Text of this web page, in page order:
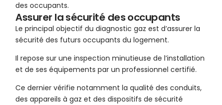
des occupants.
Assurer la sécurité des occupants
Le principal objectif du diagnostic gaz est d’assurer la
sécurité des futurs occupants du logement.
Il repose sur une inspection minutieuse de l’installation
et de ses équipements par un professionnel certifié.
Ce dernier vérifie notamment la qualité des conduits,
des appareils à gaz et des dispositifs de sécurité